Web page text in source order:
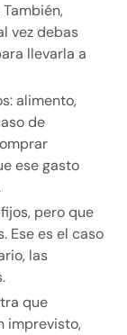
vez debas
llevarla a
alimento,
de
ese gasto
pero que
Ese es el caso
las
que
imprevisto,